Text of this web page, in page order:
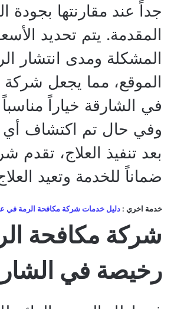
جداً عند مقارنتها بجودة
المقدمة. يتم تحديد
المشكلة ومدى انتشار
الموقع، مما يجعل شركة
في الشارقة خياراً
وفي حال تم اكتشاف أي
بعد تنفيذ العلاج، تقدم
ضماناً للخدمة وتعيد
خدمة اخري : دليل خدمات شركة مكافحة الرمة في
شركة مكافحة
رخيصة في